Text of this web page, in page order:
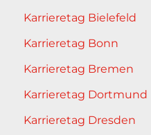
Karrieretag Bielefeld
Karrieretag Bonn
Karrieretag Bremen
Karrieretag Dortmund
Karrieretag Dresden